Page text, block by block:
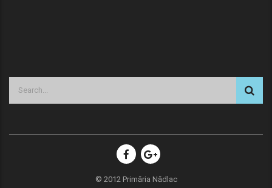
© 2012 Primăria Nădlac